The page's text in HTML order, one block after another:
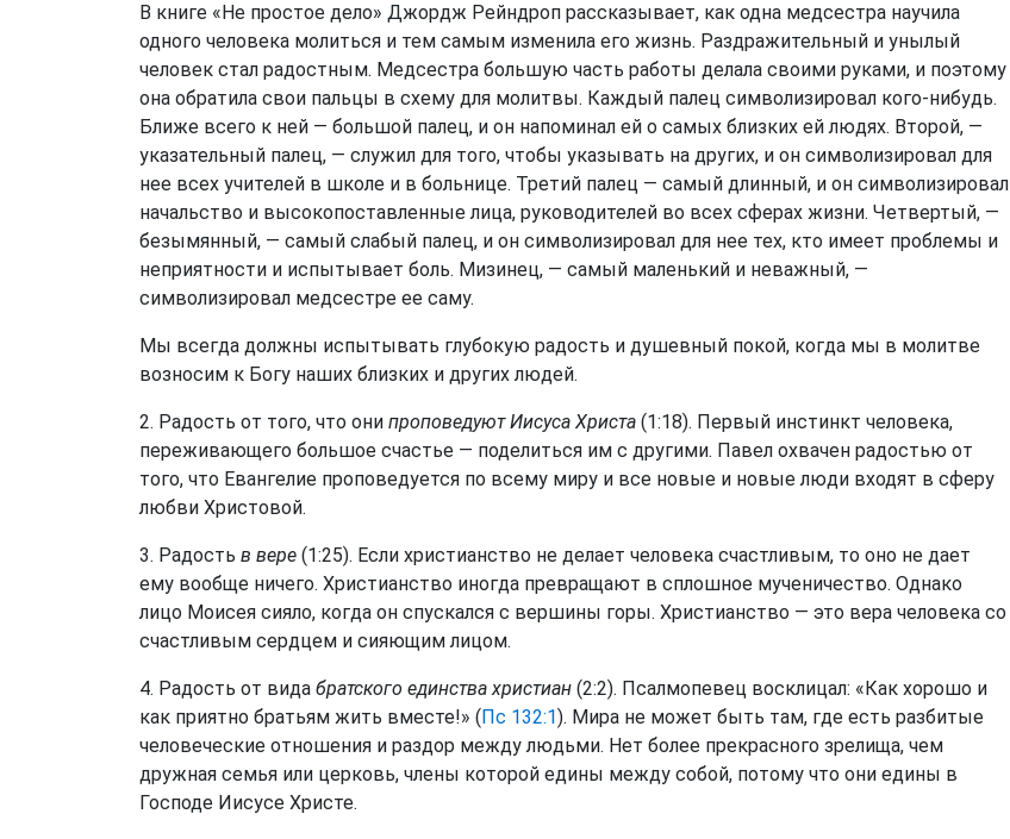
В книге «Не простое дело» Джордж Рейндроп рассказывает, как одна медсестра научила
одного человека молиться и тем самым изменила его жизнь. Раздражительный и унылый
человек стал радостным. Медсестра большую часть работы делала своими руками, и поэтому
она обратила свои пальцы в схему для молитвы. Каждый палец символизировал кого-нибудь.
Ближе всего к ней — большой палец, и он напоминал ей о самых близких ей людях. Второй, —
указательный палец, — служил для того, чтобы указывать на других, и он символизировал для
нее всех учителей в школе и в больнице. Третий палец — самый длинный, и он символизировал
начальство и высокопоставленные лица, руководителей во всех сферах жизни. Четвертый, —
безымянный, — самый слабый палец, и он символизировал для нее тех, кто имеет проблемы и
неприятности и испытывает боль. Мизинец, — самый маленький и неважный, —
символизировал медсестре ее саму.
Мы всегда должны испытывать глубокую радость и душевный покой, когда мы в молитве
возносим к Богу наших близких и других людей.
2. Радость от того, что они проповедуют Иисуса Христа (1:18). Первый инстинкт человека,
переживающего большое счастье — поделиться им с другими. Павел охвачен радостью от
того, что Евангелие проповедуется по всему миру и все новые и новые люди входят в сферу
любви Христовой.
3. Радость в вере (1:25). Если христианство не делает человека счастливым, то оно не дает
ему вообще ничего. Христианство иногда превращают в сплошное мученичество. Однако
лицо Моисея сияло, когда он спускался с вершины горы. Христианство — это вера человека со
счастливым сердцем и сияющим лицом.
4. Радость от вида братского единства христиан (2:2). Псалмопевец восклицал: «Как хорошо и
как приятно братьям жить вместе!» (Пс 132:1). Мира не может быть там, где есть разбитые
человеческие отношения и раздор между людьми. Нет более прекрасного зрелища, чем
дружная семья или церковь, члены которой едины между собой, потому что они едины в
Господе Иисусе Христе.